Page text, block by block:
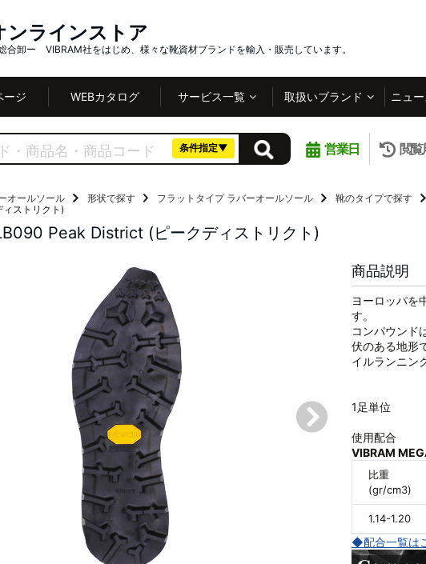
ンラインストア
合卸ー VIBRAM社をはじめ、様々な靴資材ブランドを輸入・販売しています。
ージ WEBカタログ サービス一覧 取扱いブランド ニュ
条件指定▼ 営業日 閲
オールソール 形状で探す フラットタイプ ラバーオールソール 靴のタイプで探す
ストリクト)
Peak District (ピークディストリクト)
商品説明
ヨーロッパを
す。
コンパウンド
伏のある地形
イルランニン
1足単位
使用配合
VIBRAM
比重
(gr/cm3)
1.14-1.20
◆配合一覧は